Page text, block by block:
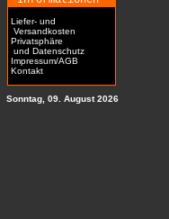
Liefer- und
Versandkosten
Privatsphäre
und Datenschutz
Impressum/AGB
Kontakt
Sonntag, 09. August 2026